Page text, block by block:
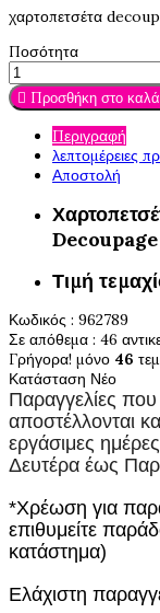
χαρτοπετσέτα
Ποσότητα
 Προσθήκη στο
Περιγραφή
λεπτομέρειες
Αποστολή
Decoupage
Τιμή
Κωδικός : 962789
Σε απόθεμα : 46
Γρήγορα! μόνο 46
Κατάσταση Νέο
Παραγγελίες
αποστέλλονται
εργάσιμες
Δευτέρα έως
*Χρέωση για
επιθυμείτε
κατάστημα)
Ελάχιστη